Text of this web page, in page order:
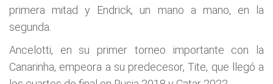
primera mitad y Endrick, un mano a mano, en la
segunda.
Ancelotti, en su primer torneo importante con la
Canarinha, empeora a su predecesor, Tite, que llegó a